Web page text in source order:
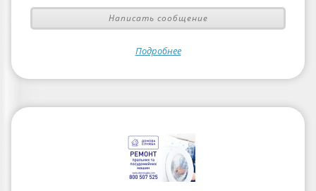
Написать сообщение
Подробнее